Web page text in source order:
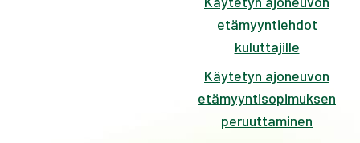
etämyyntiehdot
kuluttajille
Käytetyn ajoneuvon
etämyyntisopimuksen
peruuttaminen